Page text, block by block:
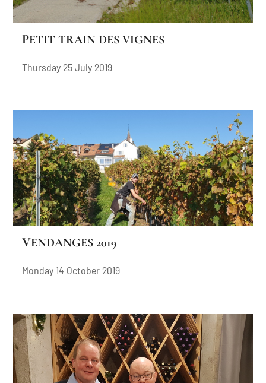
PETIT TRAIN DES VIGNES
Thursday 25 July 2019
VENDANGES 2019
Monday 14 October 2019